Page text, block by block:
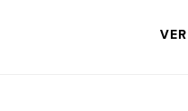
Características